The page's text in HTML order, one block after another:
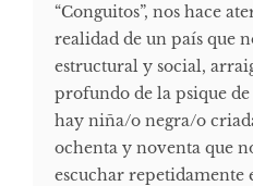
“Conguitos”, nos hace
realidad de un país que
estructural y social,
profundo de la psique de
hay niña/o negra/o
ochenta y noventa que
escuchar repetidamente